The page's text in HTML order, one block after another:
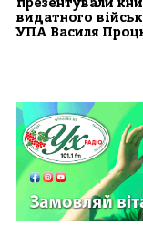
презентували
видатного
УПА Василя